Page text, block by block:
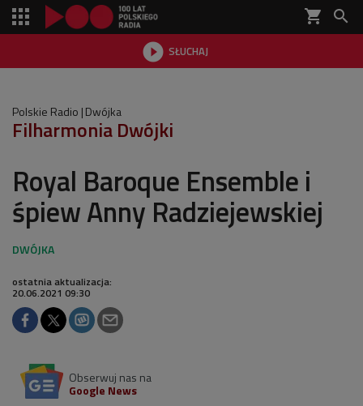
shopping_cart 
 SŁUCHAJ

Polskie Radio Dwójka
Filharmonia Dwójki
Royal Baroque Ensemble i
śpiew Anny Radziejewskiej
ostatnia aktualizacja:
20.06.2021 09:30
Obserwuj nas na
Google News